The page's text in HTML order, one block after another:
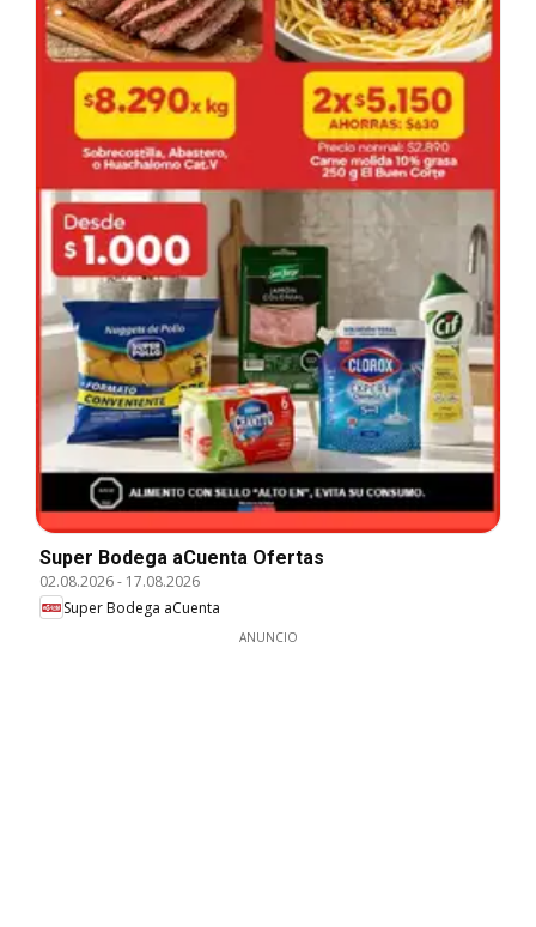
Super Bodega aCuenta Ofertas
02.08.2026- 17.08.2026
Super Bodega aCuenta
ANUNCIO